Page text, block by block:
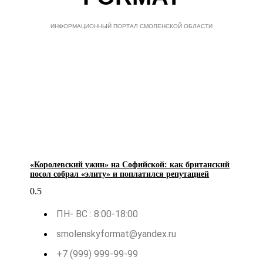
ИНФОРМАЦИОННЫЙ ПОРТАЛ СМОЛЕНСКОЙ ОБЛАСТИ
«Королевский ужин» на Софийской: как британский
посол собрал «элиту» и поплатился репутацией
ПН- ВС : 8:00-18:00
smolenskyformat@yandex.ru
+7 (999) 999-99-99